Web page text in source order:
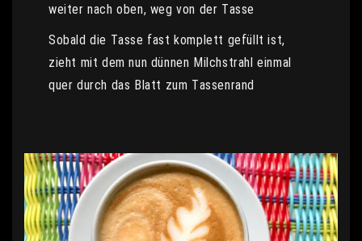
weiter nach oben, weg von der Tasse
Sobald die Tasse fast komplett gefüllt ist,
zieht mit dem nun dünnen Milchstrahl einmal
quer durch das Blatt zum Tassenrand